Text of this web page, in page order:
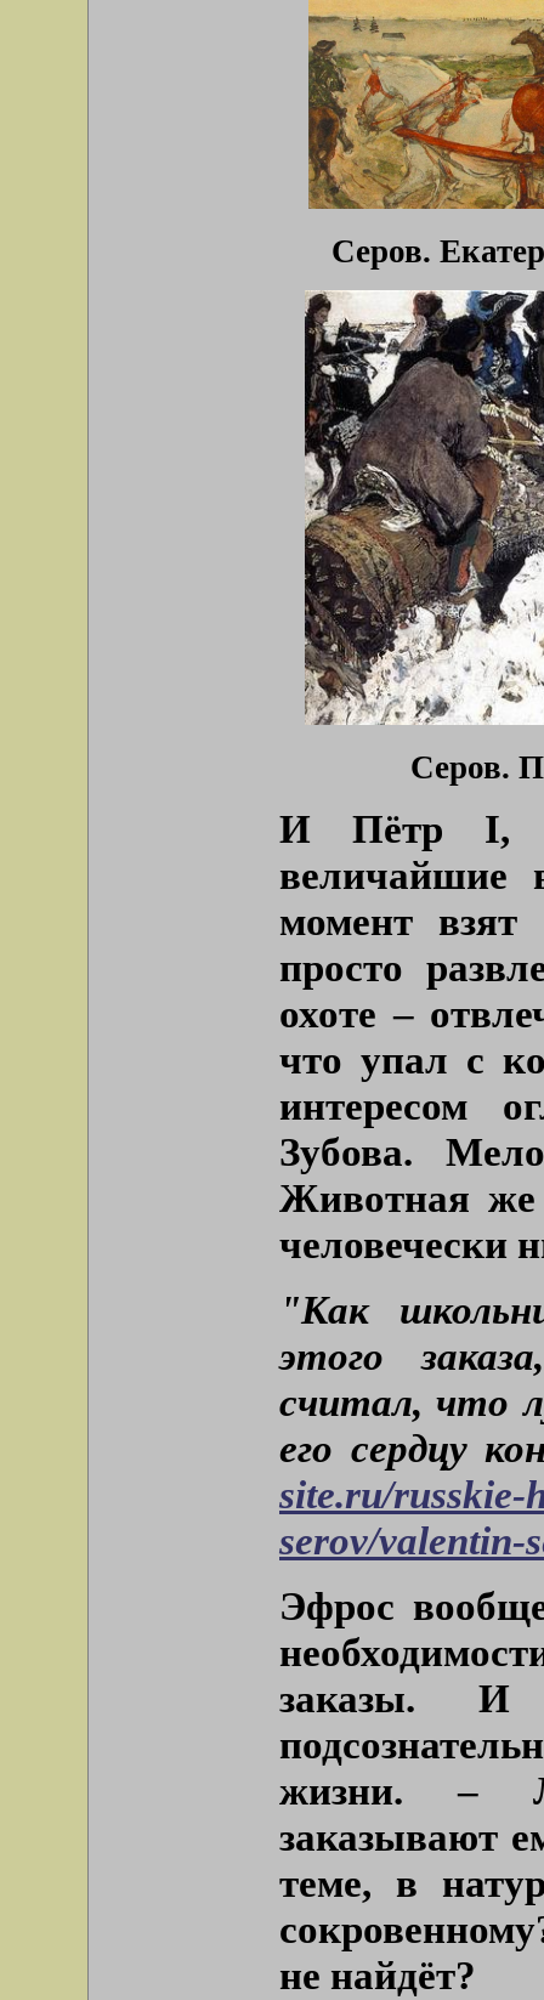
Серов.
Серов.
И Пётр I, и
величайшие
момент
просто
охоте –
что упал с
интересом
Зубова.
Животная же
человечески
"Как
этого
считал, что
его сердцу
site.ru/
serov/valentin-
Эфрос
заказы. И
жизни. –
заказывают
теме, в
не найдёт?